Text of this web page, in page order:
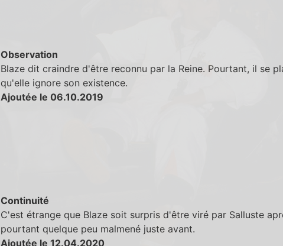
Observation
Blaze dit craindre d'être reconnu par la Reine. Pourtant, il se
qu'elle ignore son existence.
Ajoutée le 06.10.2019
Continuité
C'est étrange que Blaze soit surpris d'être viré par Salluste
pourtant quelque peu malmené juste avant.
Ajoutée le 12.04.2020